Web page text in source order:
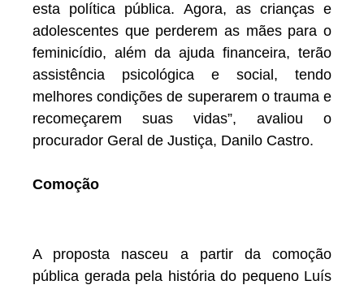
esta política pública. Agora, as crianças e
adolescentes que perderem as mães para o
feminicídio, além da ajuda financeira, terão
assistência psicológica e social, tendo
melhores condições de superarem o trauma e
recomeçarem suas vidas”, avaliou o
procurador Geral de Justiça, Danilo Castro.
Comoção
A proposta nasceu a partir da comoção
pública gerada pela história do pequeno Luís